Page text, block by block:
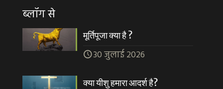
ब्लॉग से
मूर्तिपूजा क्या है ?
30 जुलाई 2026
क्या यीशु हमारा आदर्श है?